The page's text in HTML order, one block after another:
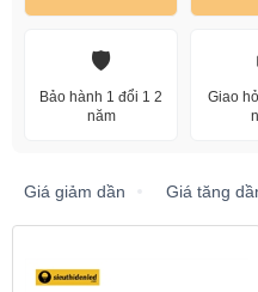
🛡️
Bảo hành 1 đổi 1 2
năm
Giao
Giá giảm dần Giá tăng